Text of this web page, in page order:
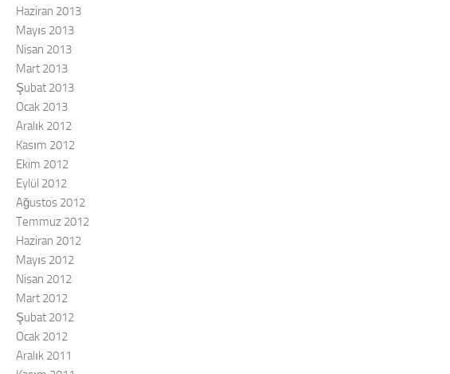
Haziran 2013
Mayıs 2013
Nisan 2013
Mart 2013
Şubat 2013
Ocak 2013
Aralık 2012
Kasım 2012
Ekim 2012
Eylül 2012
Ağustos 2012
Temmuz 2012
Haziran 2012
Mayıs 2012
Nisan 2012
Mart 2012
Şubat 2012
Ocak 2012
Aralık 2011